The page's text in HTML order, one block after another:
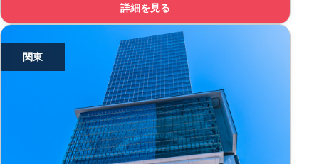
詳細を見る
関東